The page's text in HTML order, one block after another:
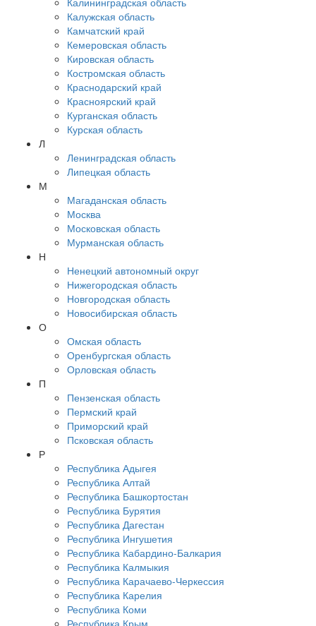
Калужская область
Камчатский край
Кемеровская область
Кировская область
Костромская область
Краснодарский край
Красноярский край
Курганская область
Курская область
Л
Ленинградская область
Липецкая область
М
Магаданская область
Москва
Московская область
Мурманская область
Н
Ненецкий автономный округ
Нижегородская область
Новгородская область
Новосибирская область
О
Омская область
Оренбургская область
Орловская область
П
Пензенская область
Пермский край
Приморский край
Псковская область
Р
Республика Адыгея
Республика Алтай
Республика Башкортостан
Республика Бурятия
Республика Дагестан
Республика Ингушетия
Республика Кабардино-Балкария
Республика Калмыкия
Республика Карачаево-Черкессия
Республика Карелия
Республика Коми
Республика Крым